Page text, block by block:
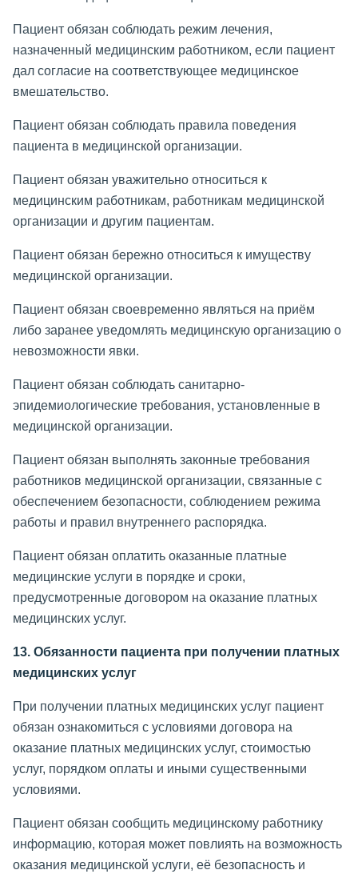
Пациент обязан соблюдать режим лечения,
назначенный медицинским работником, если пациент
дал согласие на соответствующее медицинское
вмешательство.
Пациент обязан соблюдать правила поведения
пациента в медицинской организации.
Пациент обязан уважительно относиться к
медицинским работникам, работникам медицинской
организации и другим пациентам.
Пациент обязан бережно относиться к имуществу
медицинской организации.
Пациент обязан своевременно являться на приём
либо заранее уведомлять медицинскую организацию о
невозможности явки.
Пациент обязан соблюдать санитарно-
эпидемиологические требования, установленные в
медицинской организации.
Пациент обязан выполнять законные требования
работников медицинской организации, связанные с
обеспечением безопасности, соблюдением режима
работы и правил внутреннего распорядка.
Пациент обязан оплатить оказанные платные
медицинские услуги в порядке и сроки,
предусмотренные договором на оказание платных
медицинских услуг.
13. Обязанности пациента при получении платных
медицинских услуг
При получении платных медицинских услуг пациент
обязан ознакомиться с условиями договора на
оказание платных медицинских услуг, стоимостью
услуг, порядком оплаты и иными существенными
условиями.
Пациент обязан сообщить медицинскому работнику
информацию, которая может повлиять на возможность
оказания медицинской услуги, её безопасность и